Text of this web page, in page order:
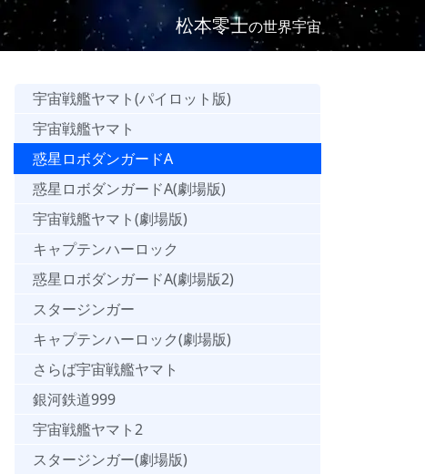
松本零士の世界宇宙
宇宙戦艦ヤマト(パイロット版)
宇宙戦艦ヤマト
惑星ロボダンガードA
惑星ロボダンガードA(劇場版)
宇宙戦艦ヤマト(劇場版)
キャプテンハーロック
惑星ロボダンガードA(劇場版2)
スタージンガー
キャプテンハーロック(劇場版)
さらば宇宙戦艦ヤマト
銀河鉄道999
宇宙戦艦ヤマト2
スタージンガー(劇場版)